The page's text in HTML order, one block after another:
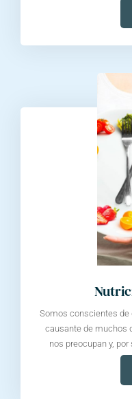
Somos conscientes de
causante de muchos
nos preocupan y,